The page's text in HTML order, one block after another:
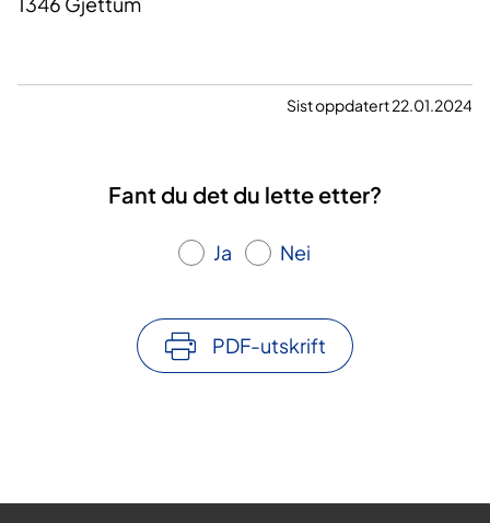
Sist oppdatert 22.01.2024
Fant du det du lette etter?
Ja Nei
PDF-utskrift